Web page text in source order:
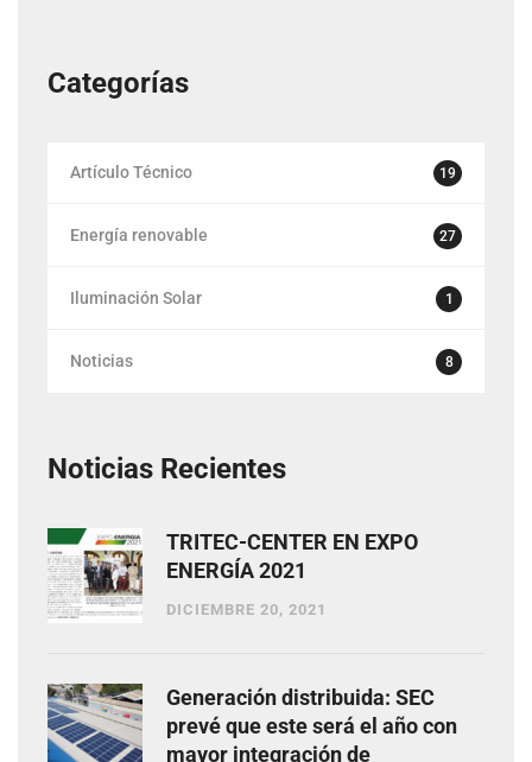
Categorías
Artículo Técnico 19
Energía renovable 27
Iluminación Solar 1
Noticias 8
Noticias Recientes
TRITEC-CENTER EN EXPO
ENERGÍA 2021
DICIEMBRE 20, 2021
Generación distribuida: SEC
prevé que este será el año con
mayor integración de